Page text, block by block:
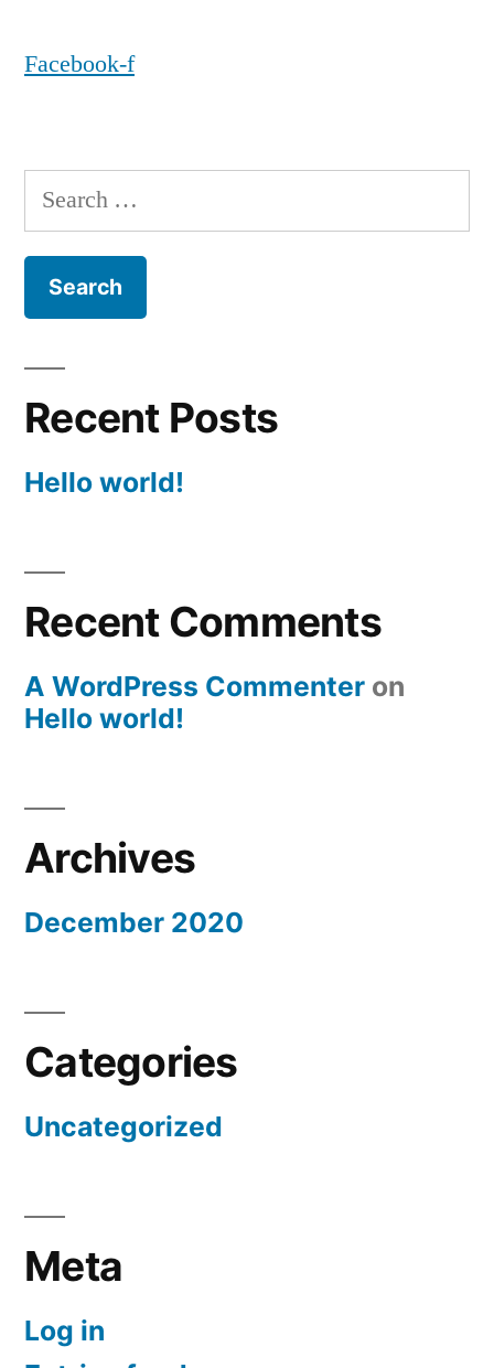
Facebook-f
Search
for:
Recent Posts
Hello world!
Recent Comments
A WordPress Commenter on
Hello world!
Archives
December 2020
Categories
Uncategorized
Meta
Log in